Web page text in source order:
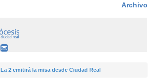
Archivo
La 2 emitirá la misa desde Ciudad Real